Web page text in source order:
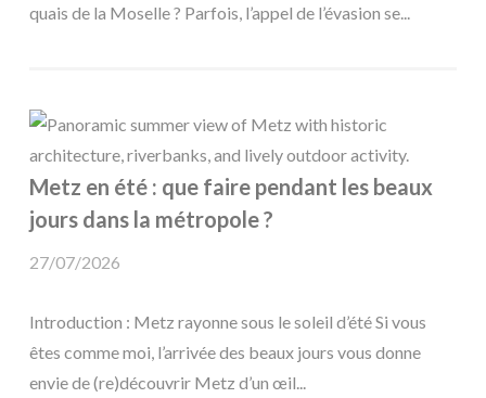
quais de la Moselle ? Parfois, l’appel de l’évasion se...
Metz en été : que faire pendant les beaux
jours dans la métropole ?
27/07/2026
Introduction : Metz rayonne sous le soleil d’été Si vous
êtes comme moi, l’arrivée des beaux jours vous donne
envie de (re)découvrir Metz d’un œil...